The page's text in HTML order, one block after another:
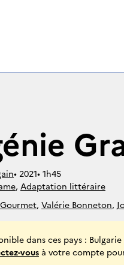
• 2021• 1h45
, Adaptation littéraire
, Valérie Bonneton,
dans ces pays :
vous à votre compte